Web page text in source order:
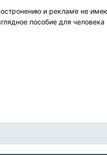
и рекламе не
пособие для